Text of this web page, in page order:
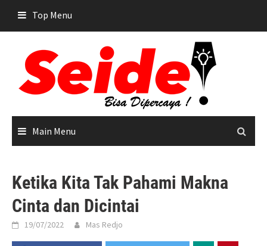
content
Top Menu
Main Menu
Ketika Kita Tak Pahami Makna
Cinta dan Dicintai
19/07/2022 Mas Redjo